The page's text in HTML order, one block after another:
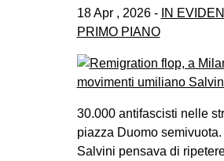
18 Apr , 2026 - IN
PRIMO PIANO
30.000 antifascisti nelle
piazza Duomo semivuota.
Salvini pensava di